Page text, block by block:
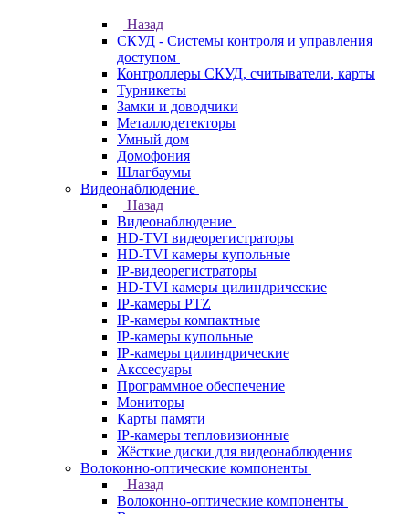
Назад
СКУД - Системы контроля и управления
доступом
Контроллеры СКУД, считыватели, карты
Турникеты
Замки и доводчики
Металлодетекторы
Умный дом
Домофония
Шлагбаумы
Видеонаблюдение
Назад
Видеонаблюдение
HD-TVI видеорегистраторы
HD-TVI камеры купольные
IP-видеорегистраторы
HD-TVI камеры цилиндрические
IP-камеры PTZ
IP-камеры компактные
IP-камеры купольные
IP-камеры цилиндрические
Акссесуары
Программное обеспечение
Мониторы
Карты памяти
IP-камеры тепловизионные
Жёсткие диски для видеонаблюдения
Волоконно-оптические компоненты
Назад
Волоконно-оптические компоненты